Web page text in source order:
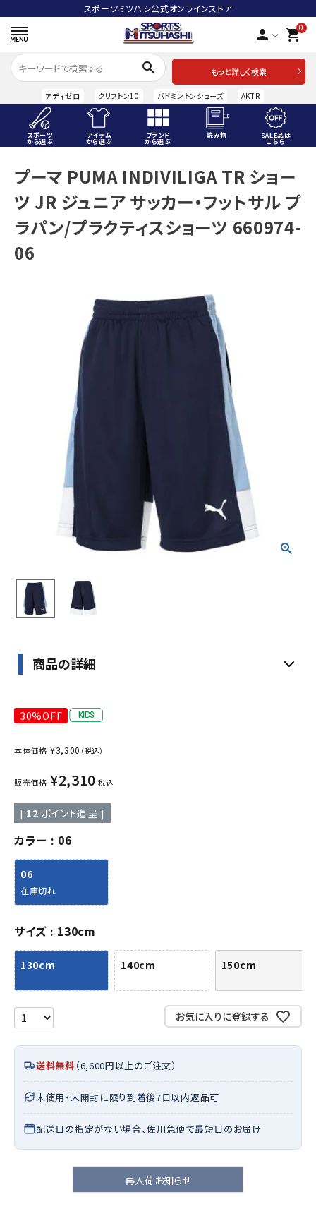
スポーツミツハシ公式オンラインストア
person 0
shopping_cart
search
もっと詳しく検索
アディゼロ クリフトン10 バドミントンシューズ AKTR
スポーツ
から選ぶ
アイテム
から選ぶ
ブランド
から選ぶ
読み物 SALE品は
こちら
ACCOUNT MENU
ようこそ ゲスト 様
meeting_room ログイン person 会員登録
スポーツから選ぶ
ブランドから選ぶ
SALE品はこちら
INFORMATIOM
ご利用ガイド
お問い合わせ
メルマガ登録
特定商取引法
プライバシーポリシー
プーマ PUMA INDIVILIGA TR ショー
ツ JR ジュニア サッカー・フットサル プ
ラパン/プラクティスショーツ 660974-
06
商品の詳細
30%OFF
本体価格 ¥3,300 （税込）
販売価格 ¥2,310 税込
[ 12 ポイント進呈 ]
カラー 06
06
在庫切れ
サイズ 130cm
130cm 140cm 150cm
お気に入りに登録する
送料無料 （6,600円以上のご注文）
未使用・未開封に限り到着後7日以内返品可
配送日の指定がない場合、佐川急便で最短日のお届け
再入荷お知らせ